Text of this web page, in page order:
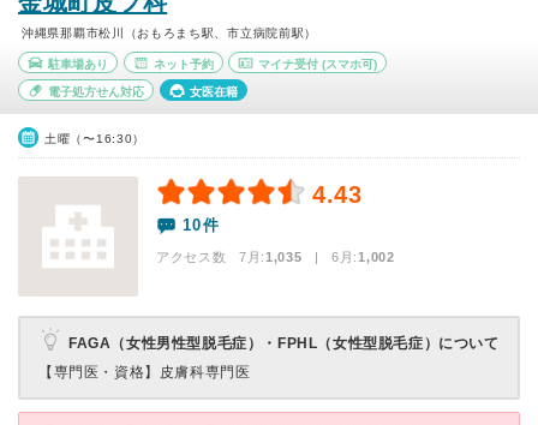
沖縄県那覇市松川（おもろまち駅、市立病院前駅）
駐車場あり ネット予約 マイナ受付 (スマホ可)
電子処方せん対応 女医在籍
土曜（〜16:30）
4.43
10件
アクセス数 7月:1,035 | 6月:1,002
FAGA（女性男性型脱毛症）・FPHL（女性型脱毛症）について
【専門医・資格】 皮膚科専門医